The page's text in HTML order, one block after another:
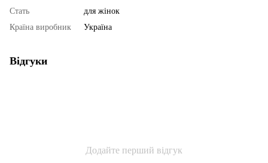
Стать
для жінок
Країна виробник
Україна
Відгуки
Додайте перший відгук